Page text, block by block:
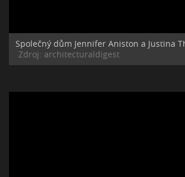
Společný dům Jennifer Aniston a Justina
Zdroj: architecturaldigest